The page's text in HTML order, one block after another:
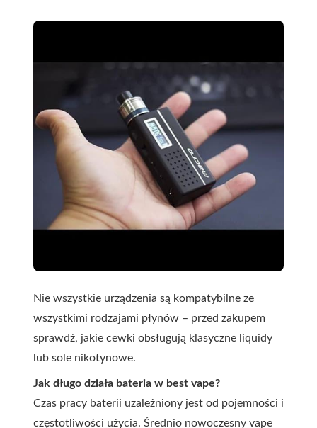
Nie wszystkie urządzenia są kompatybilne ze
wszystkimi rodzajami płynów – przed zakupem
sprawdź, jakie cewki obsługują klasyczne liquidy
lub sole nikotynowe.
Jak długo działa bateria w best vape?
Czas pracy baterii uzależniony jest od pojemności i
częstotliwości użycia. Średnio nowoczesny vape